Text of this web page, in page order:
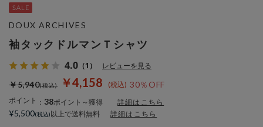
袖タックドルマンＴシャツ
4.0 （1） レビューを見る
￥4,158 30％OFF
￥5,940
ポイント ： 38ポイント～獲得 詳細はこちら
DOUX ARCHIVES
¥5,500 以上で送料無料 詳細はこちら